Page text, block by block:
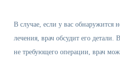
В случае, если у вас обнаружится
лечения, врач обсудит его детали.
не требующего операции, врач